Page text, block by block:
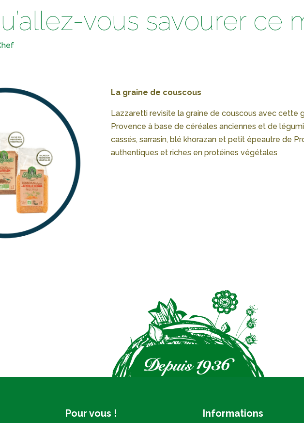
vous savourer ce
La graine de couscous
Lazzaretti revisite la graine de couscous avec cette
Provence à base de céréales anciennes et de
cassés, sarrasin, blé khorazan et petit épeautre de
authentiques et riches en protéines végétales
Pour vous ! Informations